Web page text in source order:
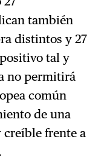
también
distintos y 27
tal y
no permitirá
común
de una
creíble frente a